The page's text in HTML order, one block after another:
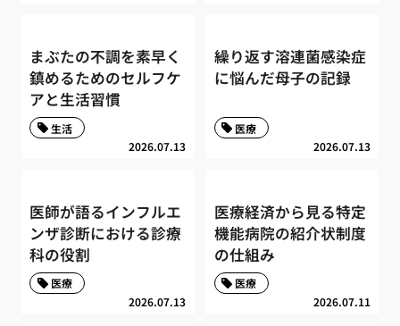
まぶたの不調を素早く
鎮めるためのセルフケ
アと生活習慣
2026.07.13
生活
繰り返す溶連菌感染症
に悩んだ母子の記録
2026.07.13
医療
医師が語るインフルエ
ンザ診断における診療
科の役割
2026.07.13
医療
医療経済から見る特定
機能病院の紹介状制度
の仕組み
2026.07.11
医療